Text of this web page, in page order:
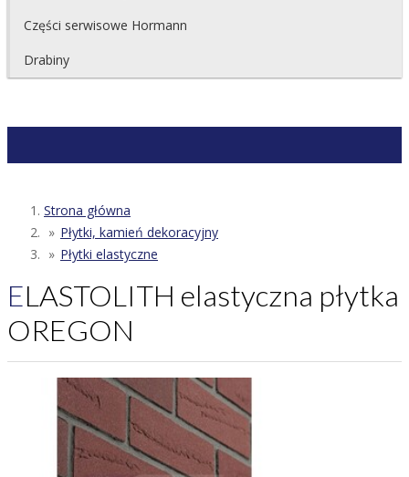
Części serwisowe Hormann
Drabiny
Strona główna
Płytki, kamień dekoracyjny
Płytki elastyczne
ELASTOLITH elastyczna płytka
OREGON